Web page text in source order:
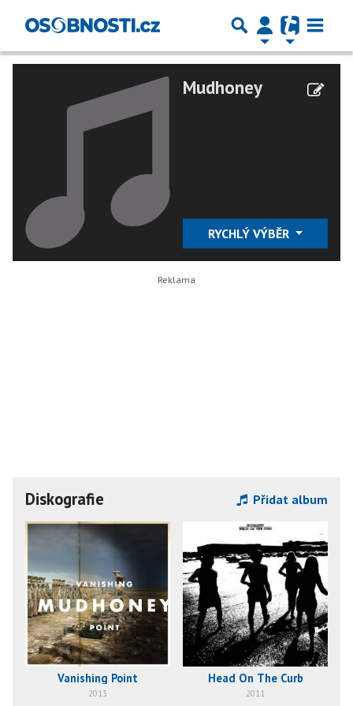
Mudhoney
RYCHLÝ VÝBĚR
Diskografie Přidat album
Vanishing Point
2013
Head On The Curb
2011